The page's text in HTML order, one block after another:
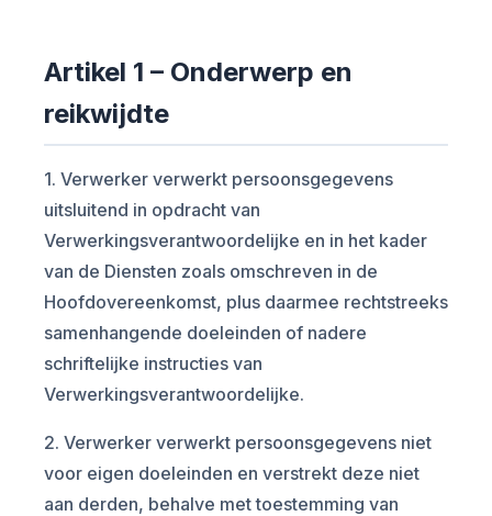
Artikel 1 – Onderwerp en
reikwijdte
1. Verwerker verwerkt persoonsgegevens
uitsluitend in opdracht van
Verwerkingsverantwoordelijke en in het kader
van de Diensten zoals omschreven in de
Hoofdovereenkomst, plus daarmee rechtstreeks
samenhangende doeleinden of nadere
schriftelijke instructies van
Verwerkingsverantwoordelijke.
2. Verwerker verwerkt persoonsgegevens niet
voor eigen doeleinden en verstrekt deze niet
aan derden, behalve met toestemming van